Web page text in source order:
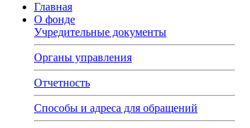
Главная
О фонде
Учредительные документы
Органы управления
Отчетность
Способы и адреса для обращений